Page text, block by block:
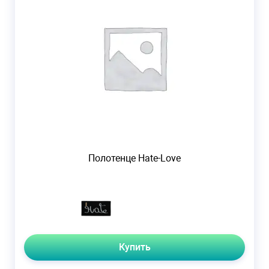
Полотенце Hate-Love
Купить